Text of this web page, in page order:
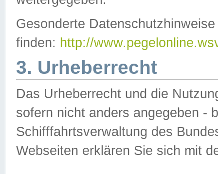
Gesonderte
finden: http://
3. Urheberrecht
Das Urheberrecht und die
sofern nicht anders angegeben -
Schifffahrtsverwaltung des
Webseiten erklären Sie sich mit